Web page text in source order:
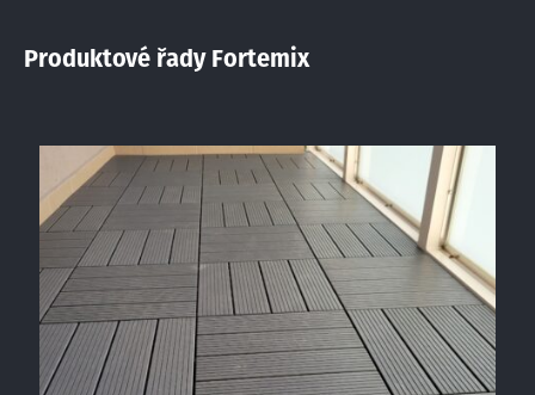
Produktové řady Fortemix